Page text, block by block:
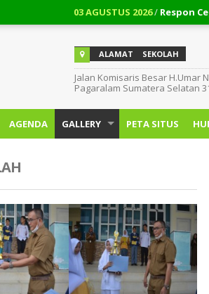
Respon Cepat!!! Cara
2026/Cara Membatalkan Pinjaman
ALAMAT SEKOLAH
Jalan Komisaris Besar H.Umar
Pagaralam Sumatera Selatan
AGENDA GALLERY PETA SITUS